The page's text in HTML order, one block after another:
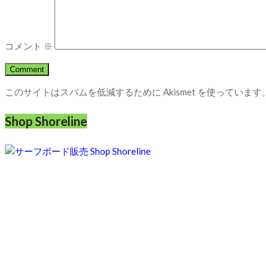
コメント ※
このサイトはスパムを低減するために Akismet を使っています。
Shop Shoreline